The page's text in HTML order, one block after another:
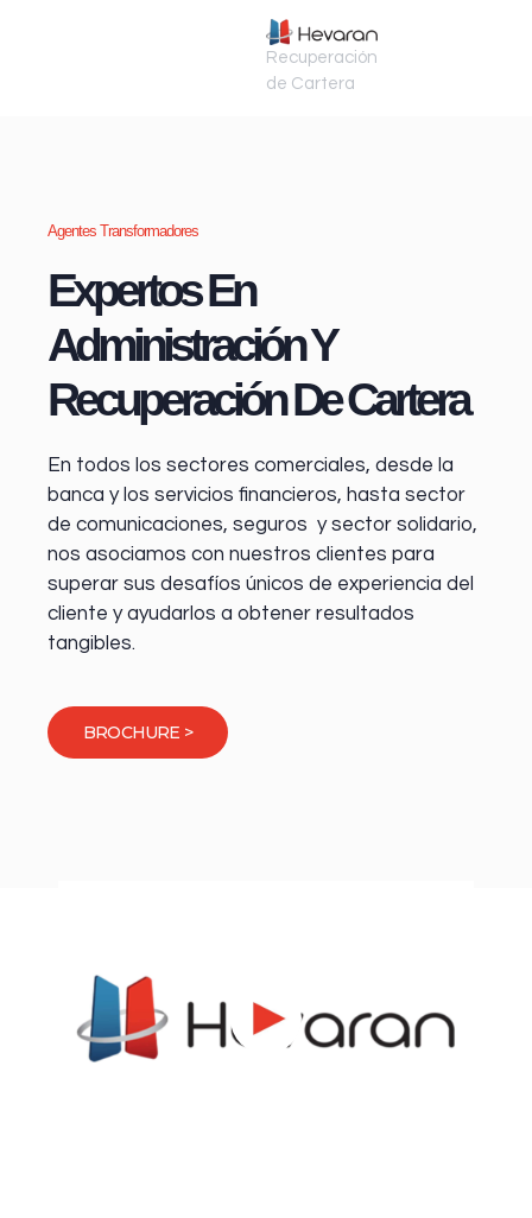
Recuperación
de Cartera
Agentes Transformadores
Expertos En
Administración Y
Recuperación De Cartera
En todos los sectores comerciales, desde la
banca y los servicios financieros, hasta sector
de comunicaciones, seguros y sector solidario,
nos asociamos con nuestros clientes para
superar sus desafíos únicos de experiencia del
cliente y ayudarlos a obtener resultados
tangibles.
BROCHURE >